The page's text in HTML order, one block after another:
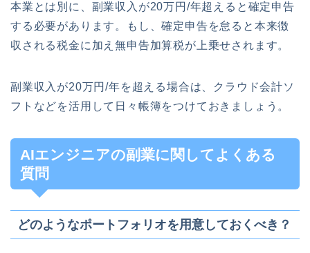
本業とは別に、副業収入が20万円/年超えると確定申告
する必要があります。もし、確定申告を怠ると本来徴
収される税金に加え無申告加算税が上乗せされます。
副業収入が20万円/年を超える場合は、クラウド会計ソ
フトなどを活用して日々帳簿をつけておきましょう。
AIエンジニアの副業に関してよくある
質問
どのようなポートフォリオを用意しておくべき？